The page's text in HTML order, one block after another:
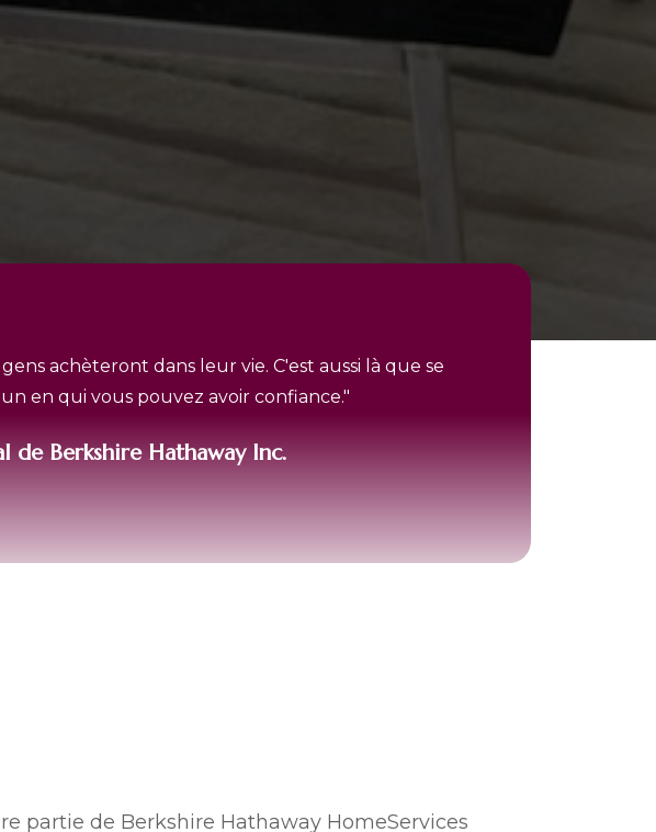
achèteront dans leur vie. C'est aussi là que se
en qui vous pouvez avoir confiance."
Berkshire Hathaway Inc.
partie de Berkshire Hathaway HomeServices